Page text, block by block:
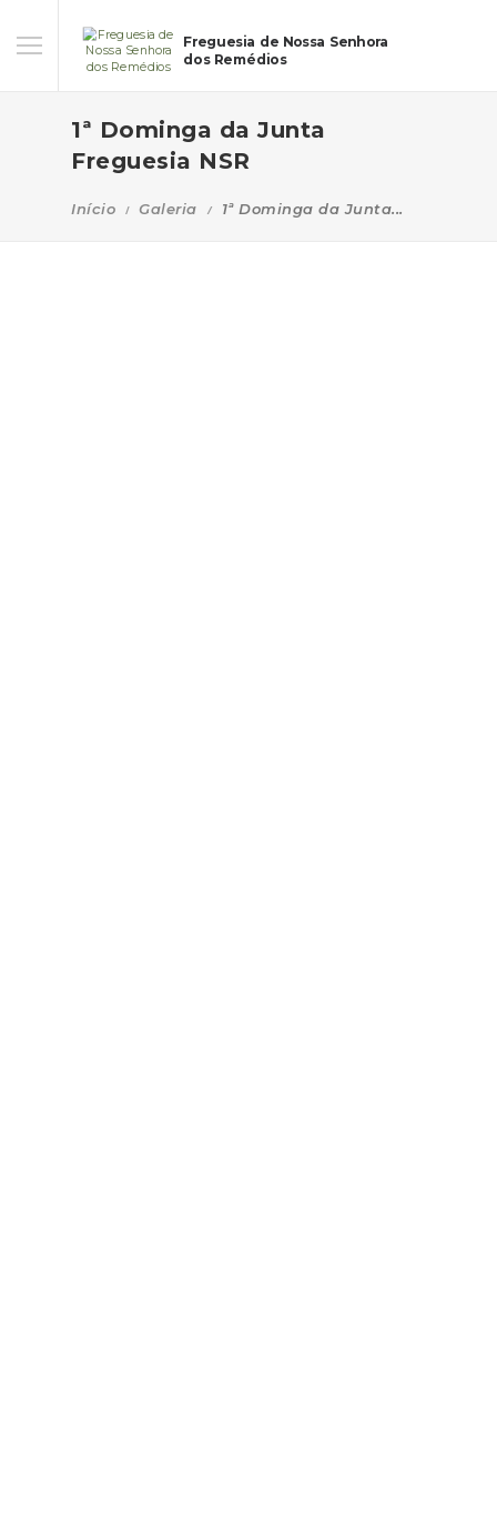
Freguesia de Nossa Senhora
dos Remédios
1ª Dominga da Junta
Freguesia NSR
Início Galeria 1ª Dominga da Junta...